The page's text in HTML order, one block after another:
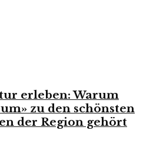
erleben: Warum
zu den schönsten
der Region gehört